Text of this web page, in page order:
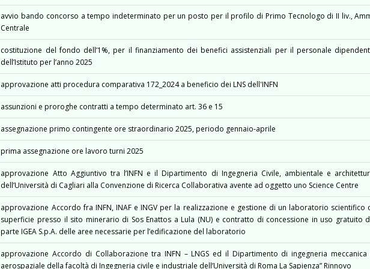
avvio bando concorso a tempo indeterminato per un posto per il profilo di Primo Tecnologo di II liv.,
Centrale
costituzione del fondo dell’1%, per il finanziamento dei benefici assistenziali per il personale
dell’Istituto per l’anno 2025
approvazione atti procedura comparativa 172_2024 a beneficio dei LNS dell'INFN
assunzioni e proroghe contratti a tempo determinato art. 36 e 15
assegnazione primo contingente ore straordinario 2025, periodo gennaio-aprile
prima assegnazione ore lavoro turni 2025
approvazione Atto Aggiuntivo tra l’INFN e il Dipartimento di Ingegneria Civile, ambientale e
dell’Università di Cagliari alla Convenzione di Ricerca Collaborativa avente ad oggetto uno Science Centre
approvazione Accordo fra INFN, INAF e INGV per la realizzazione e gestione di un laboratorio scientifico
superficie presso il sito minerario di Sos Enattos a Lula (NU) e contratto di concessione in uso gratuito
parte IGEA S.p.A. delle aree necessarie per l’edificazione del laboratorio
approvazione Accordo di Collaborazione tra INFN – LNGS ed il Dipartimento di ingegneria meccanica
aerospaziale della facoltà di Ingegneria civile e industriale dell’Università di Roma La Sapienza” Rinnovo